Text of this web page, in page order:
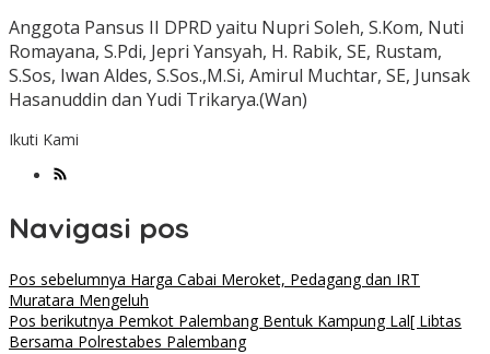
Anggota Pansus II DPRD yaitu Nupri Soleh, S.Kom, Nuti
Romayana, S.Pdi, Jepri Yansyah, H. Rabik, SE, Rustam,
S.Sos, Iwan Aldes, S.Sos.,M.Si, Amirul Muchtar, SE, Junsak
Hasanuddin dan Yudi Trikarya.(Wan)
Ikuti Kami
Navigasi pos
Pos sebelumnya Harga Cabai Meroket, Pedagang dan IRT
Muratara Mengeluh
Pos berikutnya Pemkot Palembang Bentuk Kampung Lal[ Libtas
Bersama Polrestabes Palembang